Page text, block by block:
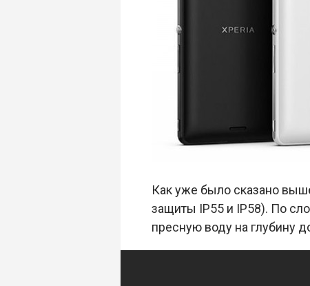
Как уже было сказано
защиты IP55 и IP58). По
пресную воду на глубину